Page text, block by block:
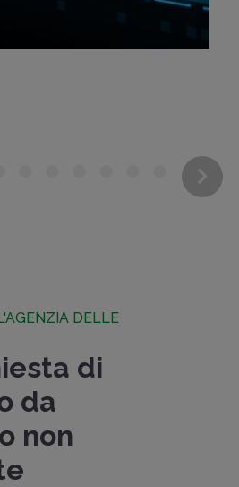
DELLE
di
da
non